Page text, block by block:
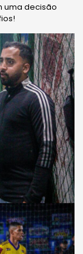
uma decisão